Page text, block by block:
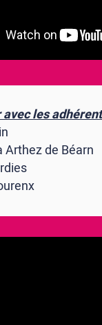
les
Arthez de Béarn